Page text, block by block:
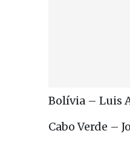
Bolívia – Luis
Cabo Verde –